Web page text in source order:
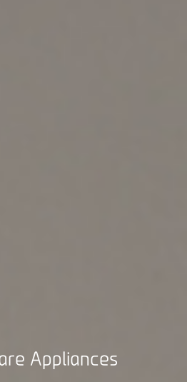
Appliances